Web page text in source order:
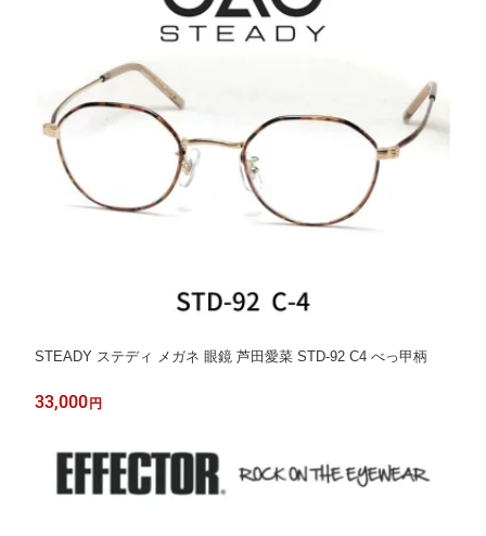
STEADY ステディ メガネ 眼鏡 芦田愛菜 STD-92 C4 べっ甲柄
33,000円